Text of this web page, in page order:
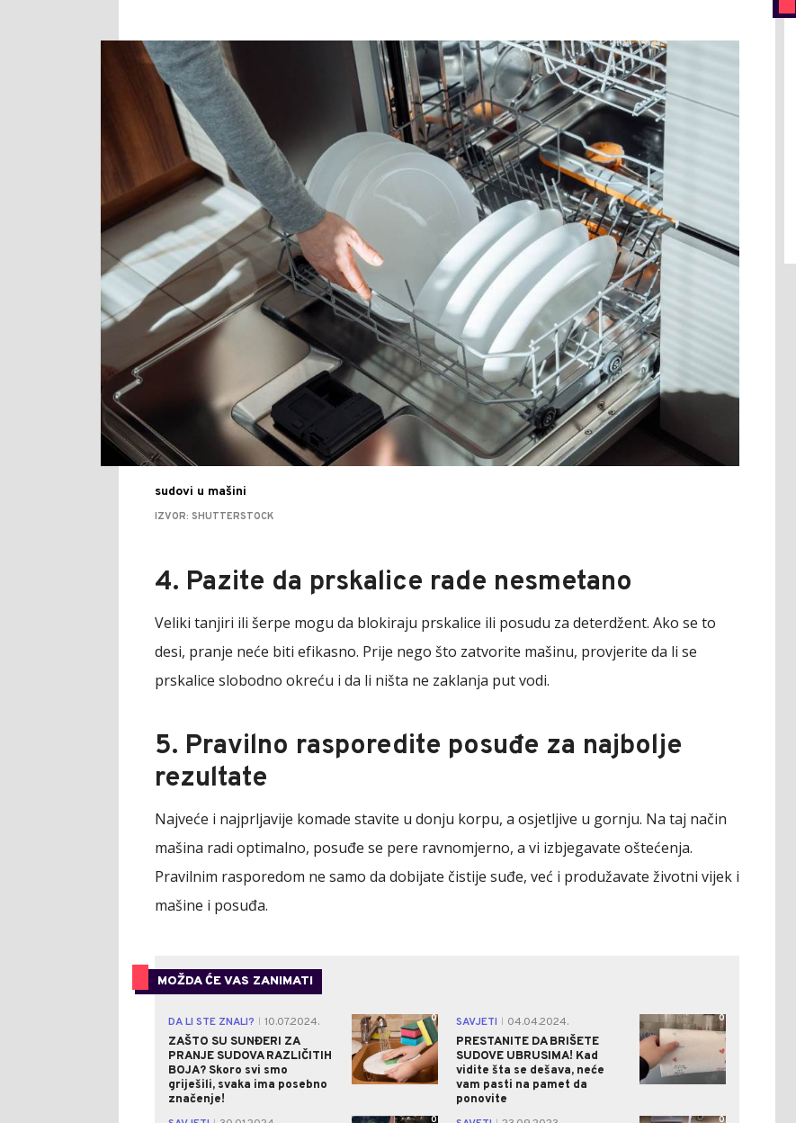
sudovi u mašini
IZVOR: SHUTTERSTOCK
4. Pazite da prskalice rade nesmetano
Veliki tanjiri ili šerpe mogu da blokiraju prskalice ili posudu za deterdžent. Ako se to
desi, pranje neće biti efikasno. Prije nego što zatvorite mašinu, provjerite da li se
prskalice slobodno okreću i da li ništa ne zaklanja put vodi.
5. Pravilno rasporedite posuđe za najbolje
rezultate
Najveće i najprljavije komade stavite u donju korpu, a osjetljive u gornju. Na taj način
mašina radi optimalno, posuđe se pere ravnomjerno, a vi izbjegavate oštećenja.
Pravilnim rasporedom ne samo da dobijate čistije suđe, već i produžavate životni vijek i
mašine i posuđa.
MOŽDA ĆE VAS ZANIMATI
DA LI STE ZNALI?
10.07.2024.
ZAŠTO SU SUNĐERI ZA
PRANJE SUDOVA RAZLIČITIH
BOJA? Skoro svi smo
griješili, svaka ima posebno
značenje!
0 SAVJETI
04.04.2024.
PRESTANITE DA BRIŠETE
SUDOVE UBRUSIMA! Kad
vidite šta se dešava, neće
vam pasti na pamet da
ponovite
0
0 0